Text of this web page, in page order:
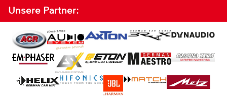
Unsere Partner: